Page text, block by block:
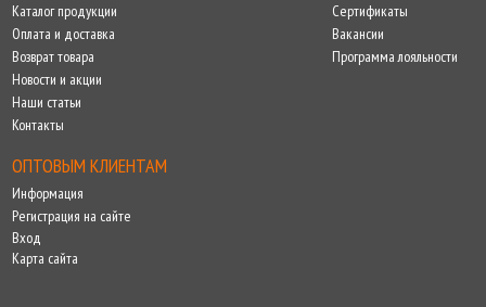
Каталог продукции
Оплата и доставка
Возврат товара
Новости и акции
Наши статьи
Контакты
Сертификаты
Вакансии
Программа лояльности
ОПТОВЫМ КЛИЕНТАМ
Информация
Регистрация на сайте
Вход
Карта сайта